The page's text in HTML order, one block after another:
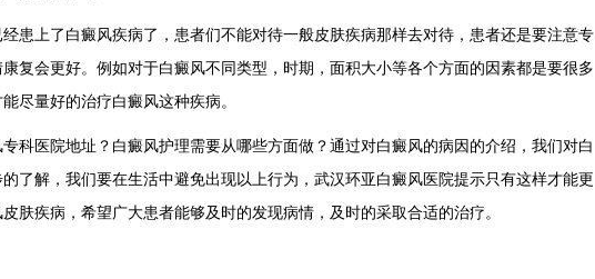
上了白癜风疾病了，患者们不能对待一般皮肤疾病那样去对待，患者还是要注意专
复会更好。例如对于白癜风不同类型，时期，面积大小等各个方面的因素都是要很多
尽量好的治疗白癜风这种疾病。
医院地址？白癜风护理需要从哪些方面做？通过对白癜风的病因的介绍，我们对白
了解，我们要在生活中避免出现以上行为，武汉环亚白癜风医院提示只有这样才能更
肤疾病，希望广大患者能够及时的发现病情，及时的采取合适的治疗。